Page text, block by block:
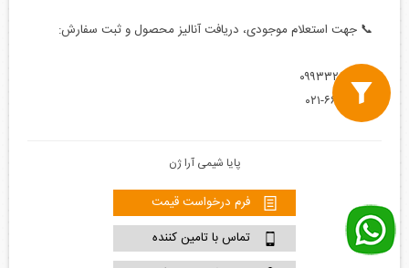
📞 جهت استعلام موجودی، دریافت آنالیز محصول و ثبت سفارش:
۰۹۹۳۳۲۰۲۴۳۳
۰۲۱-۶۶۵۶۱۴۹۷
پایا شیمی آرا ژن
فرم درخواست قیمت
تماس با تامین کننده